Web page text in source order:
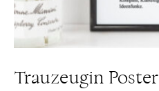
Trauzeugin Poster